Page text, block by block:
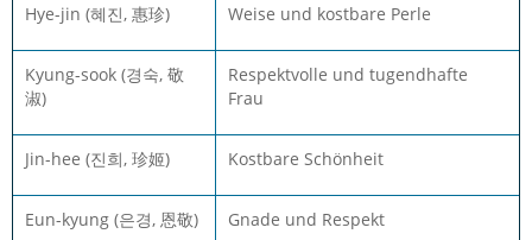
Hye-jin (혜진, 惠珍) Weise und kostbare Perle
Kyung-sook (경숙, 敬
淑)
Respektvolle und tugendhafte
Frau
Jin-hee (진희, 珍姬) Kostbare Schönheit
Eun-kyung (은경, 恩敬) Gnade und Respekt